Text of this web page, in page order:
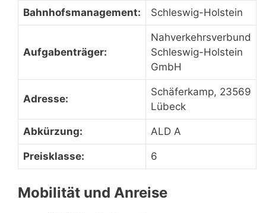
Bahnhofsmanagement: Schleswig-Holstein
Aufgabenträger:
Nahverkehrsverbund
Schleswig-Holstein
GmbH
Adresse:
Schäferkamp, 23569
Lübeck
Abkürzung: ALD A
Preisklasse: 6
Mobilität und Anreise